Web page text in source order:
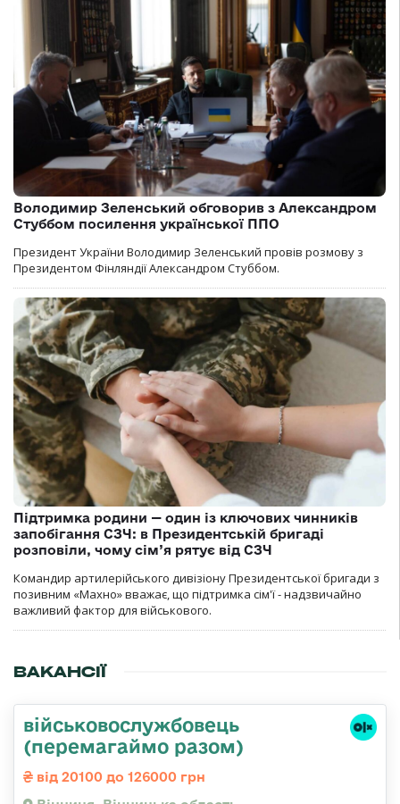
Володимир Зеленський обговорив з Александром
Стуббом посилення української ППО
Президент України Володимир Зеленський провів розмову з
Президентом Фінляндії Александром Стуббом.
Підтримка родини — один із ключових чинників
запобігання СЗЧ: в Президентській бригаді
розповіли, чому сім’я рятує від СЗЧ
Командир артилерійського дивізіону Президентської бригади з
позивним «Махно» вважає, що підтримка сім'ї - надзвичайно
важливий фактор для військового.
ВАКАНСІЇ
військовослужбовець
(перемагаймо разом)
від 20100 до 126000 грн